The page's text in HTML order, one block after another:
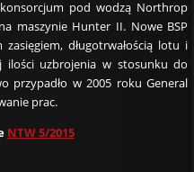
pod wodzą Northrop
maszynie Hunter II. Nowe BSP
długotrwałością lotu i
ilości uzbrojenia w stosunku do
przypadło w 2005 roku General
prac.
NTW 5/2015